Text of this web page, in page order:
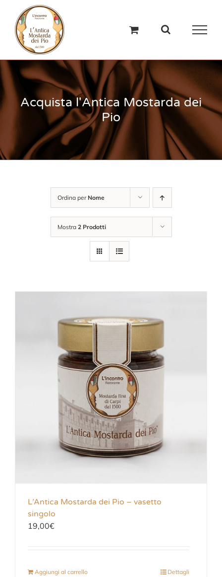
contenuto
Acquista l'Antica Mostarda dei
Pio
Ordina per Nome
Mostra 2 Prodotti
L’Antica Mostarda dei Pio – vasetto
singolo
19,00€
Aggiungi al carrello Dettagli